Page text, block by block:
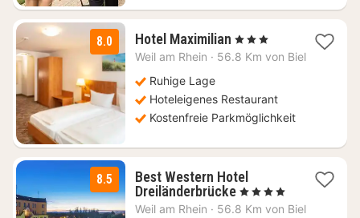
8.0 Hotel Maximilian 1
Nacht
€
, 3 Sterne
Weil am Rhein · 56.8 Km von Biel
Ruhige Lage
Hoteleigenes Restaurant
Kostenfreie Parkmöglichkeit
8.5
Best Western Hotel
Dreiländerbrücke1
Nacht
, 4 Sterne
Weil am Rhein · 56.8 Km von Biel